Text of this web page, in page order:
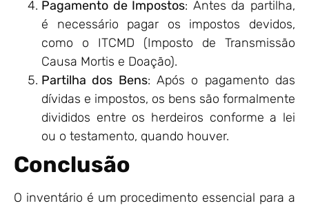
Pagamento de Impostos: Antes da partilha,
é necessário pagar os impostos devidos,
como o ITCMD (Imposto de Transmissão
Causa Mortis e Doação).
Partilha dos Bens: Após o pagamento das
dívidas e impostos, os bens são formalmente
divididos entre os herdeiros conforme a lei
ou o testamento, quando houver.
Conclusão
O inventário é um procedimento essencial para a